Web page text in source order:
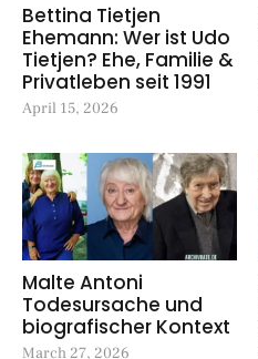
Bettina Tietjen
Ehemann: Wer ist Udo
Tietjen? Ehe, Familie &
Privatleben seit 1991
April 15, 2026
Malte Antoni
Todesursache und
biografischer Kontext
March 27, 2026